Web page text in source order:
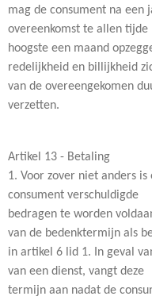
mag de consument na een
overeenkomst te allen
hoogste een maand
redelijkheid en billijkheid
van de overeengekomen
verzetten.
Artikel 13 - Betaling
1. Voor zover niet anders
consument verschuldigde
bedragen te worden
van de bedenktermijn als
in artikel 6 lid 1. In geval
van een dienst, vangt deze
termijn aan nadat de